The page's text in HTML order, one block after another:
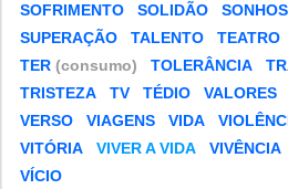
SOFRIMENTO
SOLIDÃO SONHOS
SUPERAÇÃO
TALENTO TEATRO
TER (consumo) TOLERÂNCIA
TRISTEZA
TV TÉDIO VALORES
VERSO
VIAGENS VIDA
VITÓRIA
VIVER A VIDA VIVÊNCIA
VÍCIO